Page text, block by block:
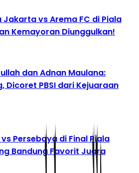
Jakarta vs Arema FC di Piala
Kemayoran Diunggulkan!
dan Adnan Maulana:
Dicoret PBSI dari Kejuaraan
Persebaya di Final Piala
Bandung Favorit Juara